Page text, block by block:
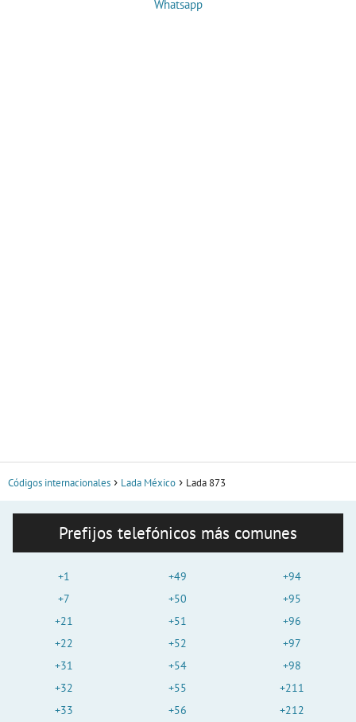
Whatsapp
Códigos internacionales Lada México Lada 873
Prefijos telefónicos más comunes
+1
+7
+21
+22
+31
+32
+33
+49
+50
+51
+52
+54
+55
+56
+94
+95
+96
+97
+98
+211
+212